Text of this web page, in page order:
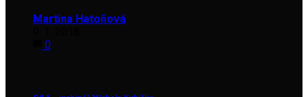
Martina Hatoňová
0